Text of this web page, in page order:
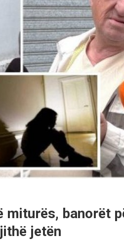
miturës, banorët
jetën